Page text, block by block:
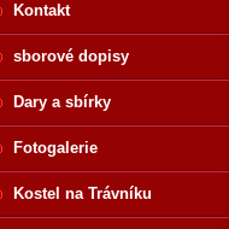
Kontakt
sborové dopisy
Dary a sbírky
Fotogalerie
Kostel na Trávníku